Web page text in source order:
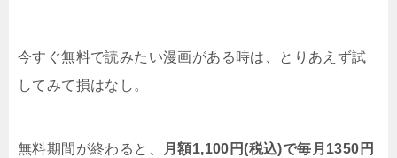
今すぐ無料で読みたい漫画がある時は、とりあえず試
してみて損はなし。
無料期間が終わると、
月額1,100円(税込)で毎月1350円